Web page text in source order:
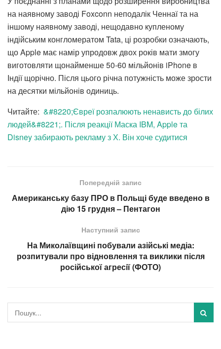
на наявному заводі Foxconn неподалік Ченнаї та на
іншому наявному заводі, нещодавно купленому
індійським конгломератом Tata, ці розробки означають,
що Apple має намір упродовж двох років мати змогу
виготовляти щонайменше 50-60 мільйонів iPhone в
Індії щорічно. Після цього річна потужність може зрости
на десятки мільйонів одиниць.
Читайте: &#8220;Євреї розпалюють ненависть до білих
людей&#8221;. Після реакції Маска IBM, Apple та
Disney забирають рекламу з Х. Він хоче судитися
Попередній запис
Американську базу ПРО в Польщі буде введено в
дію 15 грудня – Пентагон
Наступний запис
На Миколаївщині побували азійські медіа:
розпитували про відновлення та виклики після
російської агресії (ФОТО)